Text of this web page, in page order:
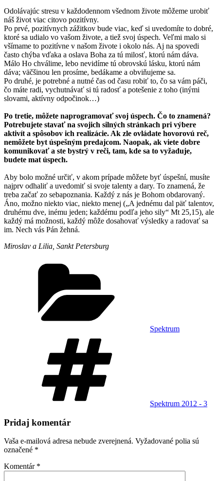
Odolávajúc stresu v každodennom všednom živote môžeme urobiť
náš život viac citovo pozitívny.
Po prvé, pozitívnych zážitkov bude viac, keď si uvedomíte to dobré,
ktoré sa udialo vo vašom živote, a tiež svoj úspech. Veľmi malo si
všímame to pozitívne v našom živote i okolo nás. Aj na spovedi
často chýba vďaka a oslava Boha za tú milosť, ktorú nám dáva.
Málo Ho chválime, lebo nevidíme tú obrovskú lásku, ktorú nám
dáva; väčšinou len prosíme, bedákame a obviňujeme sa.
Po druhé, je potrebné a nutné čas od času robiť to, čo sa vám páči,
čo máte radi, vychutnávať si tú radosť a potešenie z toho (inými
slovami, aktívny odpočinok…)
Po tretie, môžete naprogramovať svoj úspech. Čo to znamená?
Potrebujete stavať na svojich silných stránkach pri výbere
aktivít a spôsobov ich realizácie. Ak zle ovládate hovorovú reč,
nemôžete byt úspešným predajcom. Naopak, ak viete dobre
komunikovať a ste bystrý v reči, tam, kde sa to vyžaduje,
budete mat úspech.
Aby bolo možné určiť, v akom prípade môžete byť úspešní, musíte
najprv odhaliť a uvedomiť si svoje talenty a dary. To znamená, že
treba začať zo sebapoznania. Každý z nás je Bohom obdarovaný.
Áno, možno niekto viac, niekto menej („A jednému dal päť talentov,
druhému dve, inému jeden; každému podľa jeho sily“ Mt 25,15), ale
každý má možnosti, každý môže dosahovať výsledky a radovať sa
im. Nech vás Pán žehná.
Miroslav a Lilia, Sankt Petersburg
Spektrum
Spektrum 2012 - 3
Pridaj komentár
Vaša e-mailová adresa nebude zverejnená. Vyžadované polia sú
označené *
Komentár *